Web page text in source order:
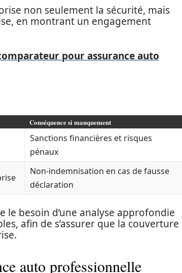
non seulement la sécurité, mais
en montrant un engagement
pour assurance auto
Conséquence si manquement
Sanctions financières et risques
pénaux
Non-indemnisation en cas de fausse
déclaration
besoin d’une analyse approfondie
afin de s’assurer que la couverture
auto professionnelle